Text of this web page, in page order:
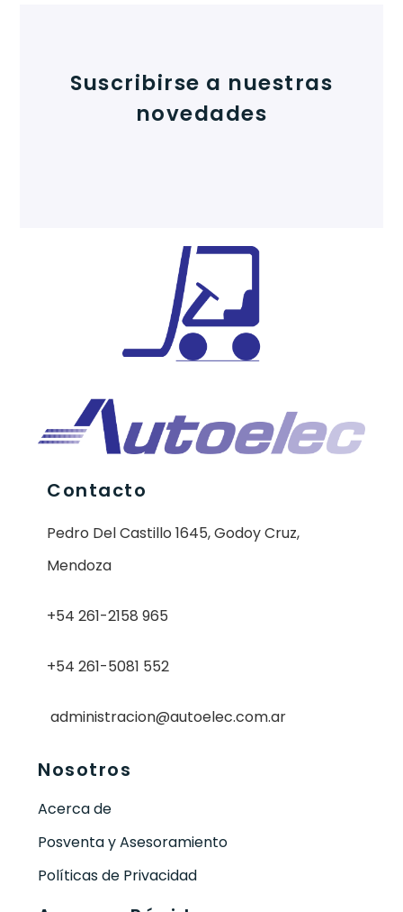
Suscribirse a nuestras
novedades
Contacto
Pedro Del Castillo 1645, Godoy Cruz,
Mendoza
+54 261-2158 965
+54 261-5081 552
administracion@autoelec.com.ar
Nosotros
Acerca de
Posventa y Asesoramiento
Políticas de Privacidad